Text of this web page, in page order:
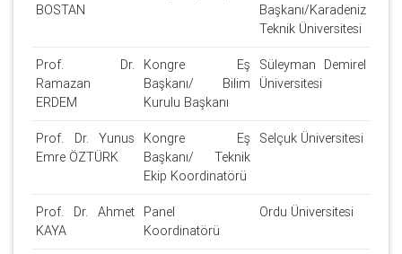
BOSTAN
Başkanı/Karadeniz
Teknik Üniversitesi
Prof. Dr.
Ramazan
ERDEM
Kongre Eş
Başkanı/ Bilim
Kurulu Başkanı
Süleyman Demirel
Üniversitesi
Prof. Dr. Yunus
Emre ÖZTÜRK
Kongre Eş
Başkanı/ Teknik
Ekip Koordinatörü
Selçuk Üniversitesi
Prof. Dr. Ahmet
KAYA
Panel
Koordinatörü
Ordu Üniversitesi